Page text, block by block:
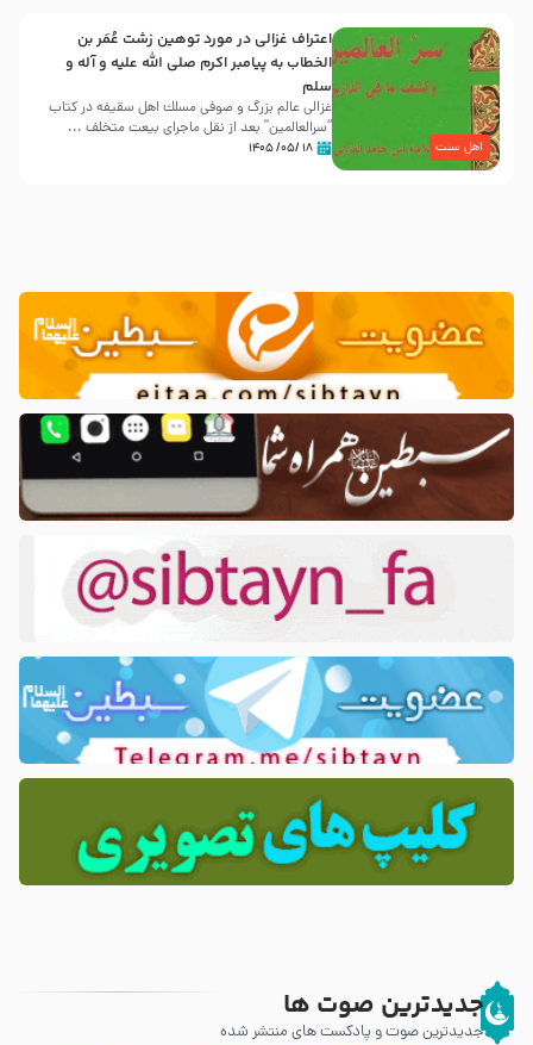
اهل سنت
اعتراف غزالی در مورد توهین زشت عُمَر بن
الخطاب به پیامبر اکرم صلی الله علیه و آله و
سلم
غزالی عالم بزرگ و صوفی مسلك اهل سقيفه در کتاب
“سرالعالمین” بعد از نقل ماجرای بیعت متخلف ...
۱۸ /۰۵/ ۱۴۰۵
جدیدترین صوت ها
جدیدترین صوت و پادکست های منتشر شده